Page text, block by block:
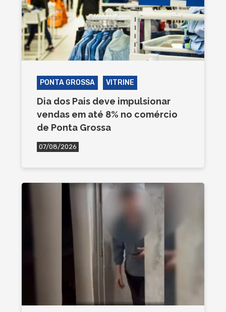
PONTA GROSSA VITRINE
Dia dos Pais deve impulsionar
vendas em até 8% no comércio
de Ponta Grossa
07/08/2026